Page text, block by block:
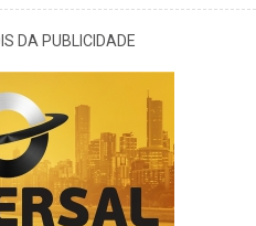
DA PUBLICIDADE